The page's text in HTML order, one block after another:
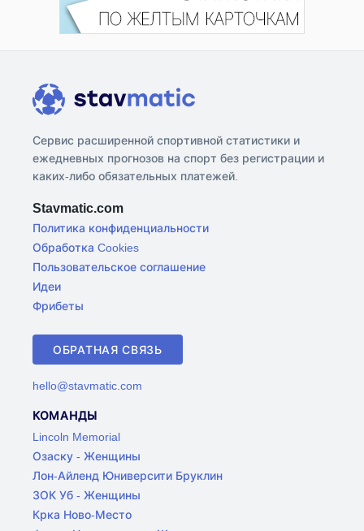
Сервис расширенной спортивной статистики и
ежедневных прогнозов на спорт без регистрации и
каких-либо обязательных платежей.
Stavmatic.com
Политика конфиденциальности
Обработка Cookies
Пользовательское соглашение
Идеи
Фрибеты
ОБРАТНАЯ СВЯЗЬ
hello@stavmatic.com
КОМАНДЫ
Lincoln Memorial
Озаску - Женщины
Лон-Айленд Юниверсити Бруклин
ЗОК Уб - Женщины
Крка Ново-Место